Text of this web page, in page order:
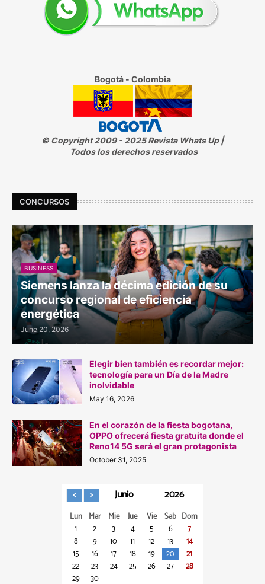
Bogotá - Colombia
© Copyright 2009 - 2025 Revista Whats Up |
Todos los derechos reservados
CONCURSOS
BUSINESS
Siemens lanza la décima edición de su
concurso regional de eficiencia
energética
June 20, 2026
Elegir bien también es recordar mejor:
tecnología para un Día de la Madre
inolvidable
May 16, 2026
En el corazón de la fiesta bogotana,
OPPO ofrecerá fiesta gratuita donde el
Reno14 5G será el gran protagonista
October 31, 2025
Junio 2026
Lun Mar Mie Jue Vie Sab Dom
1
2 3 4 5 6
7
8
9 10 11 12 13
14
15
16 17 18 19 20
21
22
23 24 25 26 27
28
29
30